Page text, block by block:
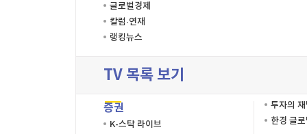
글로벌경제
칼럼·연재
랭킹뉴스
TV 목록 보기
증권
K-스탁 라이브
투자의
한경 글